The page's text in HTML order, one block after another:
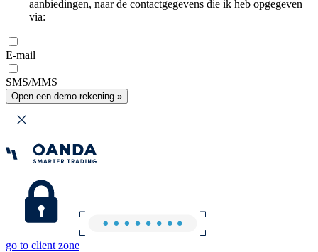
aanbiedingen, naar de contactgegevens die ik heb opgegeven
via:
E-mail
SMS/MMS
Open een demo-rekening »
go to client zone